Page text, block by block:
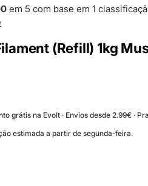
em 5 com base em1
(Refill) 1kg
grátis na Evolt · Envios desde 2.99€ ·
estimada a partir de segunda-feira.